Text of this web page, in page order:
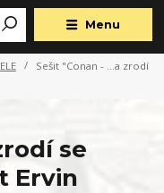
Menu
Sešit "Conan - …a zrodí
se
Ervin